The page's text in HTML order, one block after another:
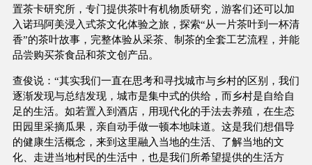
置茶卡研究所，专门提供茶叶有机物质研究，游客们还可以加
入诺玛阿美浸入式茶文化体验之旅，探索“从一片茶叶到一杯清
香”的茶叶故事，完整体验从采茶、制茶的全套工艺流程，并能
品尝购买茶食品和茶文创产品。
查俊说：“其实我们一直在思考和寻找城市与乡村的区别，我们
逐渐发现与总结发现，城市是集中式的供给，而乡村是自给自
足的生活。如若置入到酒店，用现代化的手法去养殖，在生态
田园里采摘瓜果，亲自动手做一顿本地味道。这是我们想倡导
的健康生活概念，来到这里融入当地的生活、了解当地的文
化、走进当地村民的生活中，也是我们所希望提供的生活方